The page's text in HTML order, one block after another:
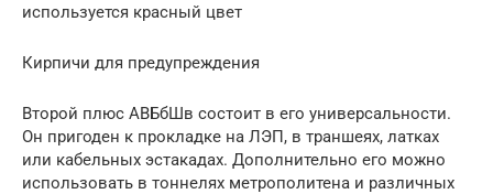
используется красный цвет
Кирпичи для предупреждения
Второй плюс АВБбШв состоит в его универсальности.
Он пригоден к прокладке на ЛЭП, в траншеях, латках
или кабельных эстакадах. Дополнительно его можно
использовать в тоннелях метрополитена и различных